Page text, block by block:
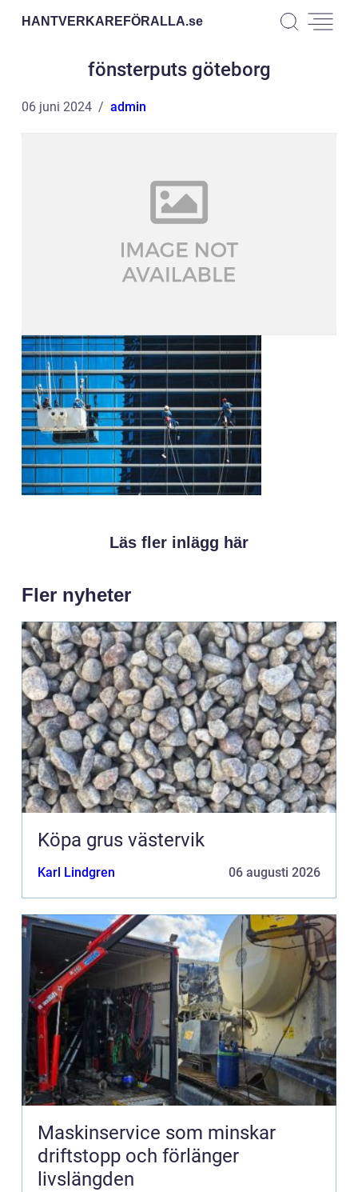
HANTVERKAREFÖRALLA.se
fönsterputs göteborg
06 juni 2024 admin
Läs fler inlägg här
Fler nyheter
Köpa grus västervik
Karl Lindgren 06 augusti 2026
Maskinservice som minskar
driftstopp och förlänger
livslängden